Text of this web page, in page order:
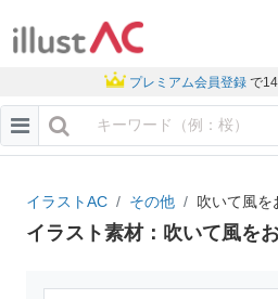
プレミアム会員登録 で
イラストAC その他 吹いて風を
イラスト素材：吹いて風を